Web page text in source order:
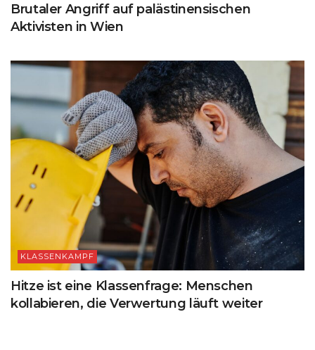
Brutaler Angriff auf palästinensischen
Aktivisten in Wien
KLASSENKAMPF
Hitze ist eine Klassenfrage: Menschen
kollabieren, die Verwertung läuft weiter